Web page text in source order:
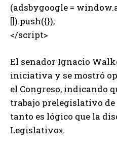
(adsbygoogle =
[]).push({});
</script>
El senador Ignacio
iniciativa y se mostró
el Congreso, indicando
trabajo prelegislativo de
tanto es lógico que la
Legislativo».